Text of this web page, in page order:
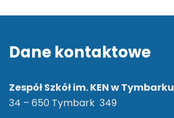
Dane kontaktowe
Zespół Szkół im. KEN w Tymbarku
34 – 650 Tymbark 349